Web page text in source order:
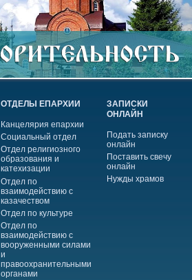
ОТДЕЛЫ ЕПАРХИИ
Канцелярия епархии
Социальный отдел
Отдел религиозного
образования и
катехизации
Отдел по
взаимодействию с
казачеством
Отдел по культуре
Отдел по
взаимодействию с
вооруженными силами
и
правоохранительными
органами
ЗАПИСКИ
ОНЛАЙН
Подать записку
онлайн
Поставить свечу
онлайн
Нужды храмов